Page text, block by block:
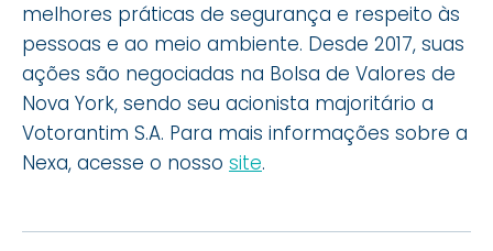
melhores práticas de segurança e respeito às
pessoas e ao meio ambiente. Desde 2017, suas
ações são negociadas na Bolsa de Valores de
Nova York, sendo seu acionista majoritário a
Votorantim S.A. Para mais informações sobre a
Nexa, acesse o nosso site.